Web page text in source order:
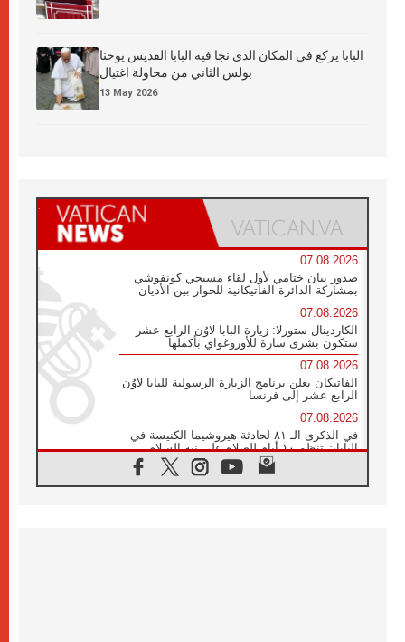
البابا يركع في المكان الذي نجا فيه البابا القديس يوحنا
بولس الثاني من محاولة اغتيال
13 May 2026
07.08.2026
صدور بيان ختامي لأول لقاء مسيحي كونفوشي
بمشاركة الدائرة الفاتيكانية للحوار بين الأديان
07.08.2026
الكاردينال ستورلا: زيارة البابا لاوُن الرابع عشر
ستكون بشرى سارة للأوروغواي بأكملها
07.08.2026
الفاتيكان يعلن برنامج الزيارة الرسولية للبابا لاوُن
الرابع عشر إلى فرنسا
07.08.2026
في الذكرى الـ ٨١ لحادثة هيروشيما الكنيسة في
اليابان تنظم ١٠ أيام للصلاة على نية السلام
الكنيسة في الأوروغواي: زيارة البابا ستعزز